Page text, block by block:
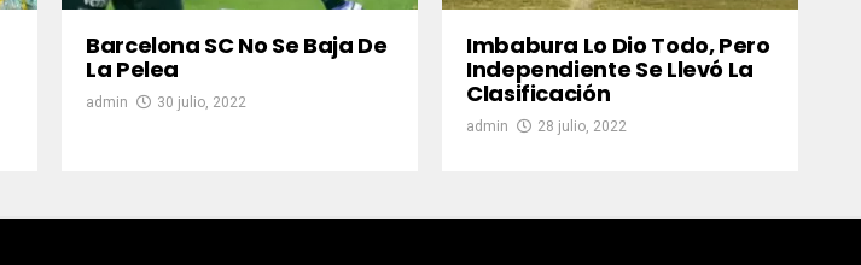
Barcelona SC No Se Baja De
La Pelea
admin 30 julio, 2022
Imbabura Lo Dio Todo, Pero
Independiente Se Llevó La
Clasificación
admin 28 julio, 2022